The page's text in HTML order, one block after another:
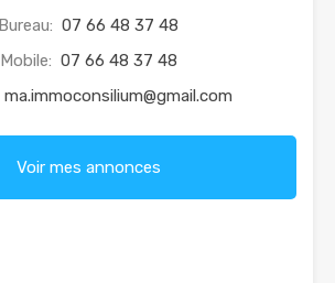
Bureau: 07 66 48 37 48
Mobile: 07 66 48 37 48
ma.immoconsilium@gmail.com
Voir mes annonces